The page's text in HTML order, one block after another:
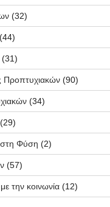
(32)
(44)
(31)
Προπτυχιακών (90)
(34)
(29)
στη Φύση (2)
(57)
την κοινωνία (12)